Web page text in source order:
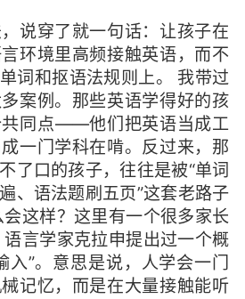
说穿了就一句话：让孩子在
环境里高频接触英语，而不
词和抠语法规则上。 我带过
案例。那些英语学得好的孩
共同点——他们把英语当成工
一门学科在啃。反过来，那
了口的孩子，往往是被“单词
、语法题刷五页”这套老路子
这样？这里有一个很多家长
言学家克拉申提出过一个概
入”。意思是说，人学会一门
记忆，而是在大量接触能听